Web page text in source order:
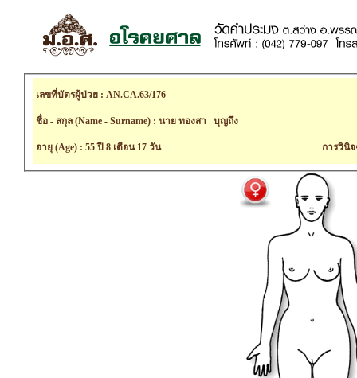
เลขที่บัตรผู้ป่วย : AN.CA.63/176
ชื่อ - สกุล (Name - Surname) : นาย ทองสา บุญถึง
อายุ (Age) : 55 ปี 8 เดือน 17 วัน การวินิ